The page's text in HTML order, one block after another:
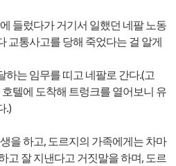
들렀다가 거기서 일했던 네팔 노동
교통사고를 당해 죽었다는 걸 알게
하는 임무를 띠고 네팔로 간다.(고
텔에 도착해 트렁크를 열어보니 유
.)
을 하고, 도르지의 가족에게는 차마
고 잘 지낸다고 거짓말을 하며, 도르